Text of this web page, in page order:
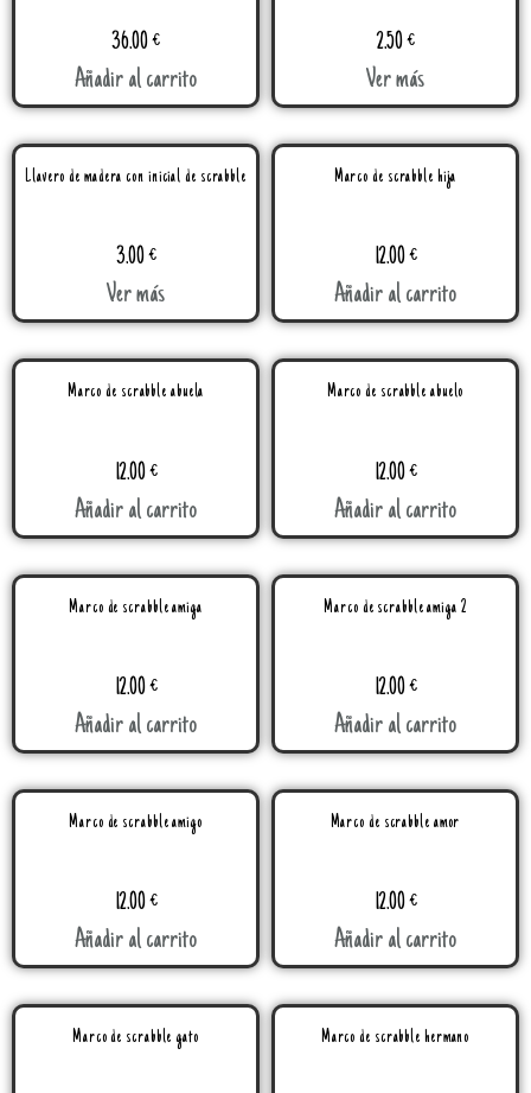
36.00€
Añadir al carrito
2.50€
Ver más
Llavero de madera con inicial de scrabble
3.00€
Ver más
Marco de scrabble hija
12.00€
Añadir al carrito
Marco de scrabble abuela
12.00€
Añadir al carrito
Marco de scrabble abuelo
12.00€
Añadir al carrito
Marco de scrabble amiga
12.00€
Añadir al carrito
Marco de scrabble amiga 2
12.00€
Añadir al carrito
Marco de scrabble amigo
12.00€
Añadir al carrito
Marco de scrabble amor
12.00€
Añadir al carrito
Marco de scrabble gato Marco de scrabble hermano